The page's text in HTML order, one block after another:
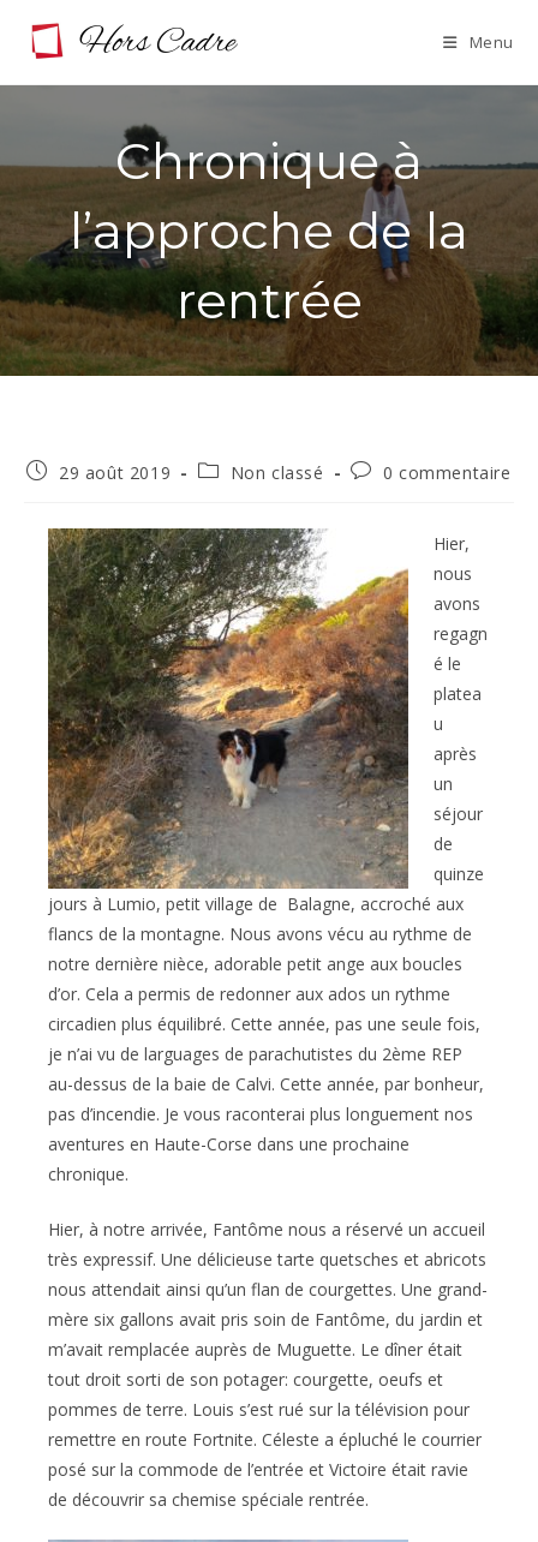
Menu
Chronique à
l’approche de la
rentrée
Publication
29 août 2019
PostNon classé
Commentaires
publication :
0 commentaire
Hier,
nous
avons
regagn
é le
platea
u
après
un
séjour
de
quinze
jours à Lumio, petit village de Balagne, accroché aux
flancs de la montagne. Nous avons vécu au rythme de
notre dernière nièce, adorable petit ange aux boucles
d’or. Cela a permis de redonner aux ados un rythme
circadien plus équilibré. Cette année, pas une seule fois,
je n’ai vu de larguages de parachutistes du 2ème REP
au-dessus de la baie de Calvi. Cette année, par bonheur,
pas d’incendie. Je vous raconterai plus longuement nos
aventures en Haute-Corse dans une prochaine
chronique.
Hier, à notre arrivée, Fantôme nous a réservé un accueil
très expressif. Une délicieuse tarte quetsches et abricots
nous attendait ainsi qu’un flan de courgettes. Une grand-
mère six gallons avait pris soin de Fantôme, du jardin et
m’avait remplacée auprès de Muguette. Le dîner était
tout droit sorti de son potager: courgette, oeufs et
pommes de terre. Louis s’est rué sur la télévision pour
remettre en route Fortnite. Céleste a épluché le courrier
posé sur la commode de l’entrée et Victoire était ravie
de découvrir sa chemise spéciale rentrée.